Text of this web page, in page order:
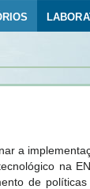
a
na
de